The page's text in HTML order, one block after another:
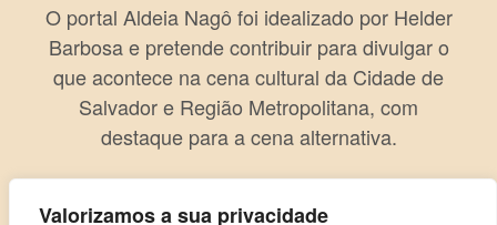
Valorizamos a sua privacidade
O portal Aldeia Nagô foi idealizado por Helder
Barbosa e pretende contribuir para divulgar o
que acontece na cena cultural da Cidade de
Salvador e Região Metropolitana, com
destaque para a cena alternativa.